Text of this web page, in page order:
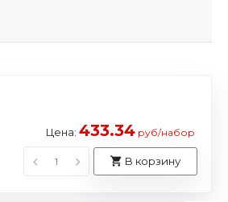
Цена: 433.34 руб/набор
В корзину